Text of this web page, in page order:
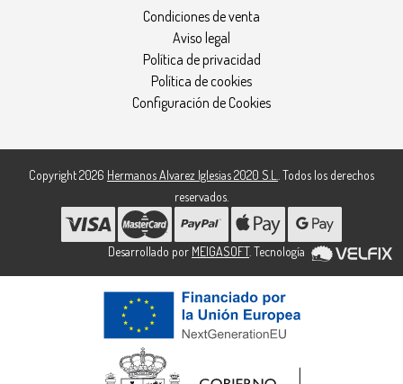
Condiciones de venta
Aviso legal
Política de privacidad
Política de cookies
Configuración de Cookies
Copyright 2026 Hermanos Alvarez Iglesias 2020 S.L.. Todos los derechos
reservados.
Desarrollado por MEIGASOFT. Tecnología